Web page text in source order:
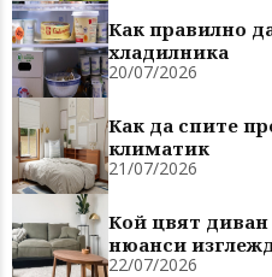
Как правилно
хладилника
20/07/2026
Как да спите
климатик
21/07/2026
Кой цвят диван
нюанси
22/07/2026